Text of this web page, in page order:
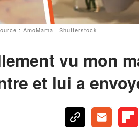
: AmoMama | Shutterstock
vu mon
et lui a